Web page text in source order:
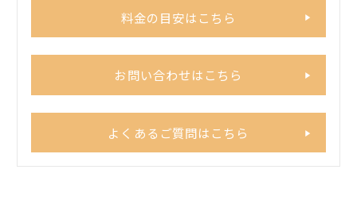
料金の目安はこちら
お問い合わせはこちら
よくあるご質問はこちら